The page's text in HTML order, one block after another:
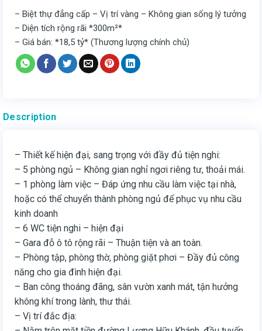
– Biệt thự đẳng cấp – Vị trí vàng – Không gian sống lý tưởng
– Diện tích rộng rãi *300m²*
– Giá bán: *18,5 tỷ* (Thương lượng chính chủ)
Description
– Thiết kế hiện đại, sang trọng với đầy đủ tiện nghi:
– 5 phòng ngủ – Không gian nghỉ ngơi riêng tư, thoải mái.
– 1 phòng làm việc – Đáp ứng nhu cầu làm việc tại nhà,
hoặc có thể chuyển thành phòng ngủ để phục vụ nhu cầu
kinh doanh
– 6 WC tiện nghi – hiện đại
– Gara đỗ ô tô rộng rãi – Thuận tiện và an toàn.
– Phòng tập, phòng thờ, phòng giặt phơi – Đầy đủ công
năng cho gia đình hiện đại.
– Ban công thoáng đãng, sân vườn xanh mát, tận hưởng
không khí trong lành, thư thái.
– Vị trí đắc địa: